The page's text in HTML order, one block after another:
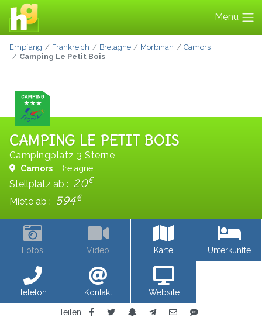
Menu
Empfang Frankreich Bretagne Morbihan
Camors
Camping Le Petit Bois
CAMPING LE PETIT BOIS
Campingplatz 3 Sterne
Camors | Bretagne
Stellplatz ab : 20€
Miete ab : 594€
Fotos Video Karte Unterkünfte
Telefon Kontakt
Website
anzeigen
Teilen